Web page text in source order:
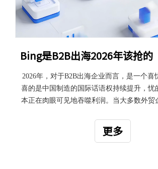
2026年，对于B2B出海企业而言，是一个喜
喜的是中国制造的国际话语权持续提升，忧
本正在肉眼可见地吞噬利润。当大多数外贸
斜到了另一个被严重低估的战场——Bing。
销的朋友可能发现了：2026年初，业内关于
更多